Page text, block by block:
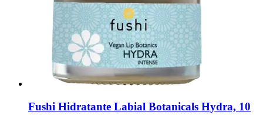
Fushi Hidratante Labial Botanicals Hydra, 10